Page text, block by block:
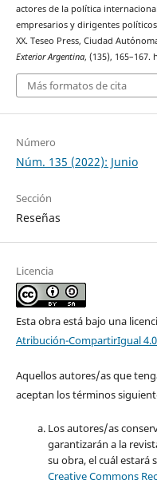
actores de la política
empresarios y dirigentes
XX. Teseo Press, Ciudad
Exterior Argentina, (135),
Más formatos de cita
Número
Núm. 135 (2022): Junio
Sección
Reseñas
Licencia
Esta obra está bajo una
Atribución-CompartirIgual 4.0
Aquellos autores/as que
aceptan los términos
Los autores/as
garantizarán a la
su obra, el cuál estará
Creative Commons